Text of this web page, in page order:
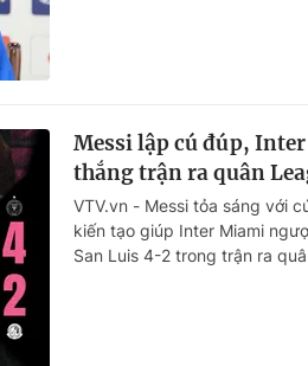
Messi lập cú đúp,
thắng trận ra quân
VTV.vn - Messi tỏa sáng với
kiến tạo giúp Inter Miami
San Luis 4-2 trong trận ra